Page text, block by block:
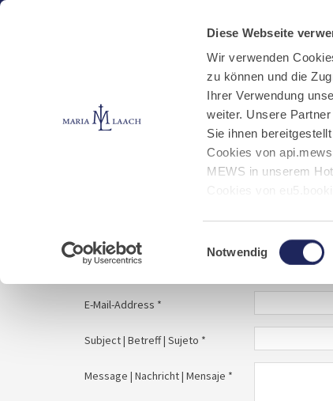
Diese Webseite
Wir verwenden
zu können und die
Ihrer Verwendung
weiter. Unsere
Sie ihnen
Cookies von
MEWS in unserem
Einwilligungsauswahl
Notwendig
Kloster Klosterbetriebe
E-Mail schreiben
E-Mail schreiben
Your message to | Ihre Nachricht an | Tu
Name | Nombre *
E-Mail-Address *
Subject | Betreff | Sujeto *
Message | Nachricht | Mensaje *